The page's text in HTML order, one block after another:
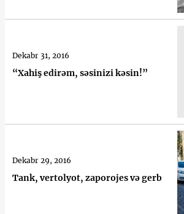
“Xahiş edirəm, səsinizi kəsin!”
Dekabr 31, 2016
Tank, vertolyot, zaporojes və gerb
Dekabr 29, 2016